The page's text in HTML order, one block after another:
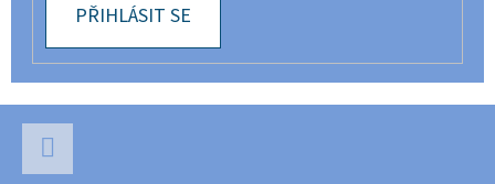
PŘIHLÁSIT SE